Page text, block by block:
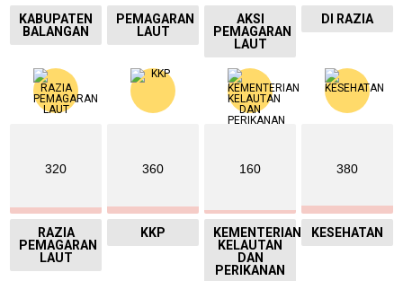
KABUPATEN
BALANGAN
PEMAGARAN
LAUT
AKSI
PEMAGARAN
LAUT
DI RAZIA
320
RAZIA
PEMAGARAN
LAUT
360
KKP
160
KEMENTERIAN
KELAUTAN
DAN
PERIKANAN
380
KESEHATAN